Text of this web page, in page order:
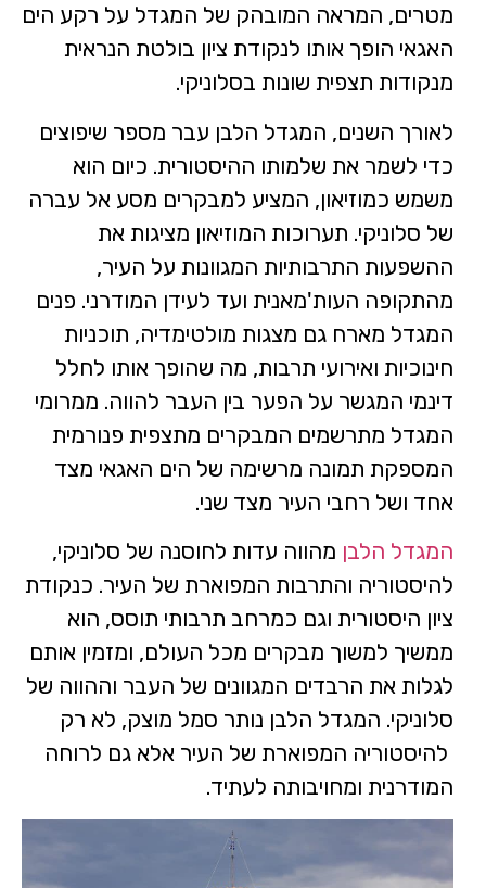
מטרים, המראה המובהק של המגדל על רקע הים
האגאי הופך אותו לנקודת ציון בולטת הנראית
מנקודות תצפית שונות בסלוניקי.
לאורך השנים, המגדל הלבן עבר מספר שיפוצים
כדי לשמר את שלמותו ההיסטורית. כיום הוא
משמש כמוזיאון, המציע למבקרים מסע אל עברה
של סלוניקי. תערוכות המוזיאון מציגות את
ההשפעות התרבותיות המגוונות על העיר,
מהתקופה העות'מאנית ועד לעידן המודרני. פנים
המגדל מארח גם מצגות מולטימדיה, תוכניות
חינוכיות ואירועי תרבות, מה שהופך אותו לחלל
דינמי המגשר על הפער בין העבר להווה. ממרומי
המגדל מתרשמים המבקרים מתצפית פנורמית
המספקת תמונה מרשימה של הים האגאי מצד
אחד ושל רחבי העיר מצד שני.
המגדל הלבן מהווה עדות לחוסנה של סלוניקי,
להיסטוריה והתרבות המפוארת של העיר. כנקודת
ציון היסטורית וגם כמרחב תרבותי תוסס, הוא
ממשיך למשוך מבקרים מכל העולם, ומזמין אותם
לגלות את הרבדים המגוונים של העבר וההווה של
סלוניקי. המגדל הלבן נותר סמל מוצק, לא רק
להיסטוריה המפוארת של העיר אלא גם לרוחה
המודרנית ומחויבותה לעתיד.